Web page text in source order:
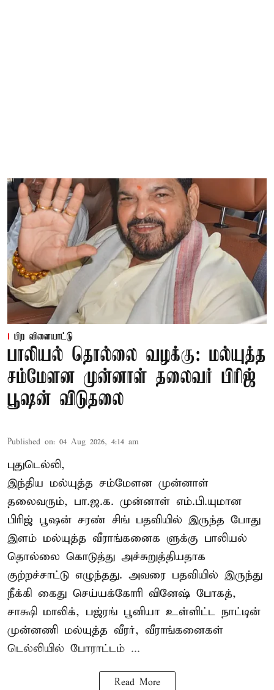
பிற விளையாட்டு
பாலியல் தொல்லை வழக்கு: மல்யுத்த
சம்மேளன முன்னாள் தலைவர் பிரிஜ்
பூஷன் விடுதலை
Published on: 04 Aug 2026, 4:14 am
புதுடெல்லி,
இந்திய மல்யுத்த சம்மேளன முன்னாள்
தலைவரும், பா.ஜ.க. முன்னாள் எம்.பி.யுமான
பிரிஜ் பூஷன் சரண் சிங் பதவியில் இருந்த போது
இளம் மல்யுத்த வீராங்கனைக ளுக்கு பாலியல்
தொல்லை கொடுத்து அச்சுறுத்தியதாக
குற்றச்சாட்டு எழுந்தது. அவரை பதவியில் இருந்து
நீக்கி கைது செய்யக்கோரி வினேஷ் போகத்,
சாக்ஷி மாலிக், பஜ்ரங் பூனியா உள்ளிட்ட நாட்டின்
முன்னணி மல்யுத்த வீரர், வீராங்கனைகள்
டெல்லியில் போராட்டம் ...
Read More